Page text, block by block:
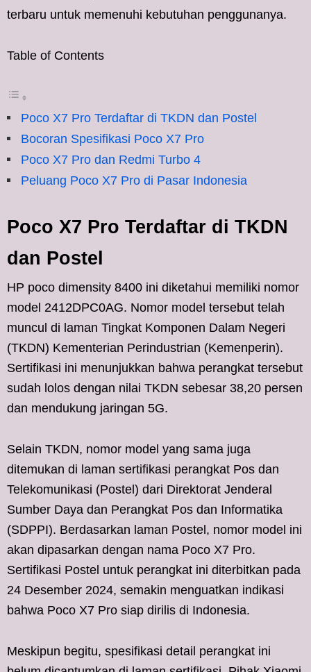
terbaru untuk memenuhi kebutuhan penggunanya.
Table of Contents
Poco X7 Pro Terdaftar di TKDN dan Postel
Bocoran Spesifikasi Poco X7 Pro
Poco X7 Pro dan Redmi Turbo 4
Peluang Poco X7 Pro di Pasar Indonesia
Poco X7 Pro Terdaftar di TKDN
dan Postel
HP poco dimensity 8400 ini diketahui memiliki nomor
model 2412DPC0AG. Nomor model tersebut telah
muncul di laman Tingkat Komponen Dalam Negeri
(TKDN) Kementerian Perindustrian (Kemenperin).
Sertifikasi ini menunjukkan bahwa perangkat tersebut
sudah lolos dengan nilai TKDN sebesar 38,20 persen
dan mendukung jaringan 5G.
Selain TKDN, nomor model yang sama juga
ditemukan di laman sertifikasi perangkat Pos dan
Telekomunikasi (Postel) dari Direktorat Jenderal
Sumber Daya dan Perangkat Pos dan Informatika
(SDPPI). Berdasarkan laman Postel, nomor model ini
akan dipasarkan dengan nama Poco X7 Pro.
Sertifikasi Postel untuk perangkat ini diterbitkan pada
24 Desember 2024, semakin menguatkan indikasi
bahwa Poco X7 Pro siap dirilis di Indonesia.
Meskipun begitu, spesifikasi detail perangkat ini